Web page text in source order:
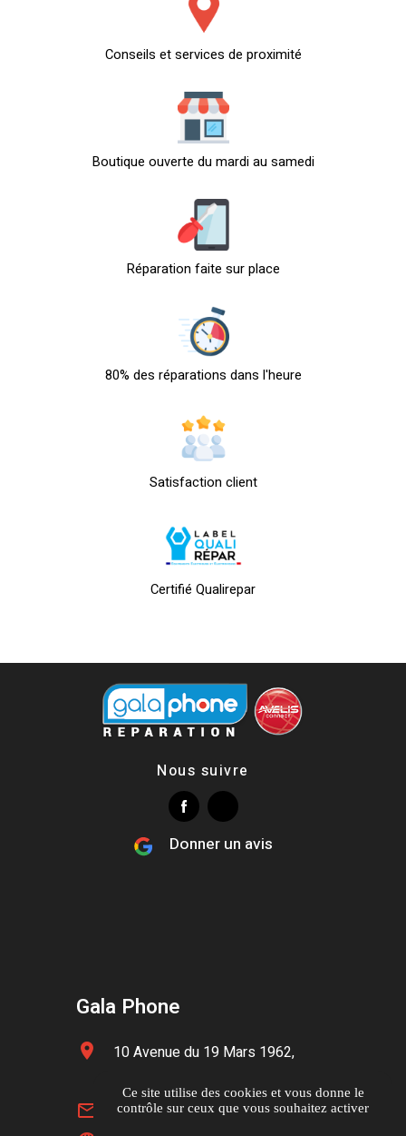
Conseils et services de proximité
Boutique ouverte du mardi au samedi
Réparation faite sur place
80% des réparations dans l'heure
Satisfaction client
Certifié Qualirepar
Nous suivre
Donner un avis
Gala Phone
location_on
10 Avenue du 19 Mars 1962,
mail_outline
contact@galaphone.fr
Ce site utilise des cookies et vous donne le
contrôle sur ceux que vous souhaitez activer